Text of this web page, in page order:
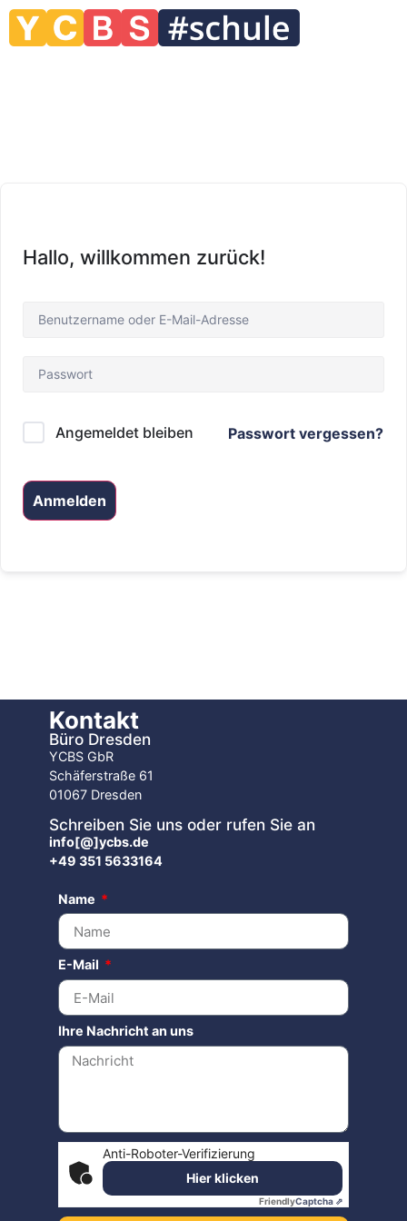
Hallo, willkommen zurück!
Angemeldet bleiben Passwort vergessen?
Anmelden
Kontakt
Büro Dresden
YCBS GbR
Schäferstraße 61
01067 Dresden
Schreiben Sie uns oder rufen Sie an
info[@]ycbs.de
+49 351 5633164
Name
E-Mail
Ihre Nachricht an uns
Anti-Roboter-Verifizierung
Hier klicken
FriendlyCaptcha ⇗